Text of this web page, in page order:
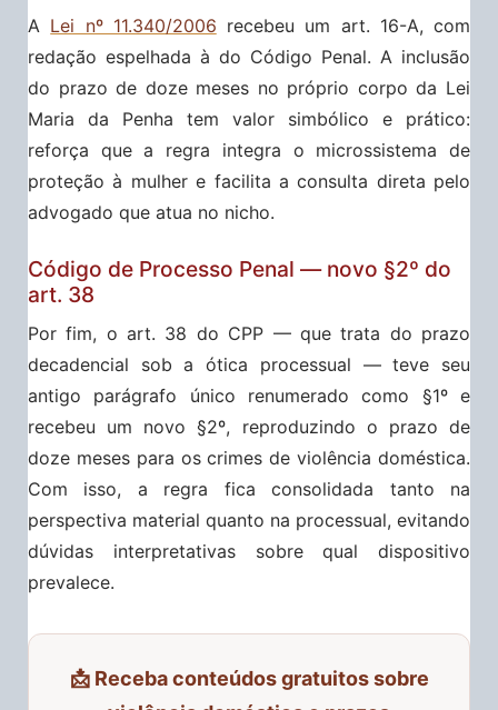
A Lei nº 11.340/2006 recebeu um art. 16-A, com
redação espelhada à do Código Penal. A inclusão
do prazo de doze meses no próprio corpo da Lei
Maria da Penha tem valor simbólico e prático:
reforça que a regra integra o microssistema de
proteção à mulher e facilita a consulta direta pelo
advogado que atua no nicho.
Código de Processo Penal — novo §2º do
art. 38
Por fim, o art. 38 do CPP — que trata do prazo
decadencial sob a ótica processual — teve seu
antigo parágrafo único renumerado como §1º e
recebeu um novo §2º, reproduzindo o prazo de
doze meses para os crimes de violência doméstica.
Com isso, a regra fica consolidada tanto na
perspectiva material quanto na processual, evitando
dúvidas interpretativas sobre qual dispositivo
prevalece.
📩 Receba conteúdos gratuitos sobre